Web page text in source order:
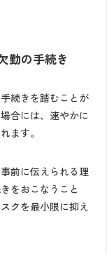
勤の手続き
続きを踏むことが
合には、速やかに
ます。
前に伝えられる理
をおこなうこと
クを最小限に抑え